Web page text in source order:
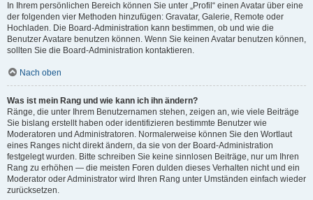
In Ihrem persönlichen Bereich können Sie unter „Profil“ einen Avatar über eine
der folgenden vier Methoden hinzufügen: Gravatar, Galerie, Remote oder
Hochladen. Die Board-Administration kann bestimmen, ob und wie die
Benutzer Avatare benutzen können. Wenn Sie keinen Avatar benutzen können,
sollten Sie die Board-Administration kontaktieren.
Nach oben
Was ist mein Rang und wie kann ich ihn ändern?
Ränge, die unter Ihrem Benutzernamen stehen, zeigen an, wie viele Beiträge
Sie bislang erstellt haben oder identifizieren bestimmte Benutzer wie
Moderatoren und Administratoren. Normalerweise können Sie den Wortlaut
eines Ranges nicht direkt ändern, da sie von der Board-Administration
festgelegt wurden. Bitte schreiben Sie keine sinnlosen Beiträge, nur um Ihren
Rang zu erhöhen — die meisten Foren dulden dieses Verhalten nicht und ein
Moderator oder Administrator wird Ihren Rang unter Umständen einfach wieder
zurücksetzen.